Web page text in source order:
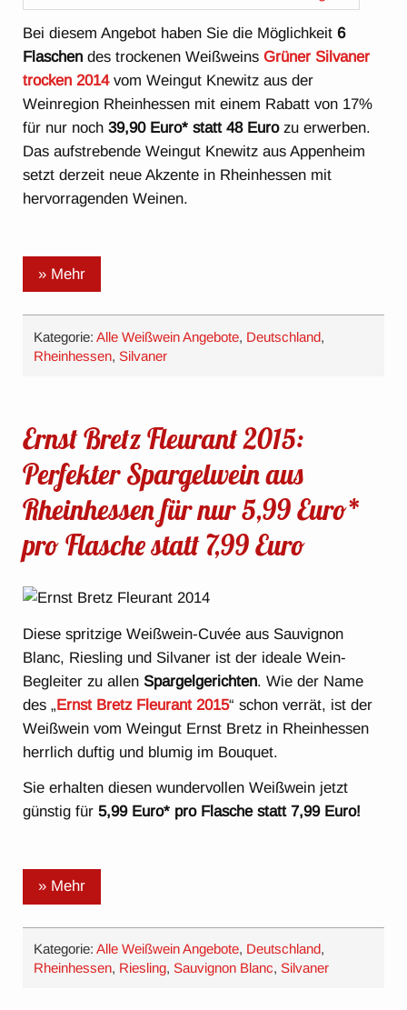
Bei diesem Angebot haben Sie die Möglichkeit6
Flaschen des trockenen WeißweinsGrüner Silvaner
trocken 2014vom Weingut Knewitz aus der
Weinregion Rheinhessen mit einem Rabatt von 17%
für nur noch39,90 Euro* statt 48 Eurozu erwerben.
Das aufstrebende Weingut Knewitz aus Appenheim
setzt derzeit neue Akzente in Rheinhessen mit
hervorragenden Weinen.
» Mehr
Kategorie:Alle Weißwein Angebote, Deutschland,
Rheinhessen,Silvaner
Ernst Bretz Fleurant 2015:
Perfekter Spargelwein aus
Rheinhessen für nur 5,99 Euro*
pro Flasche statt 7,99 Euro
Diese spritzige Weißwein-Cuvée aus Sauvignon
Blanc, Riesling und Silvaner ist der ideale Wein-
Begleiter zu allen Spargelgerichten. Wie der Name
des „Ernst Bretz Fleurant 2015“ schon verrät, ist der
Weißwein vom Weingut Ernst Bretz in Rheinhessen
herrlich duftig und blumig im Bouquet.
Sie erhalten diesen wundervollen Weißwein jetzt
günstig für5,99 Euro* pro Flasche statt 7,99 Euro!
» Mehr
Kategorie:Alle Weißwein Angebote, Deutschland,
Rheinhessen, Riesling,Sauvignon Blanc,Silvaner